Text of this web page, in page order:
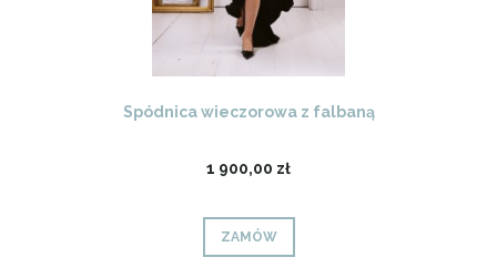
Spódnica wieczorowa z falbaną
1 900,00 zł
ZAMÓW